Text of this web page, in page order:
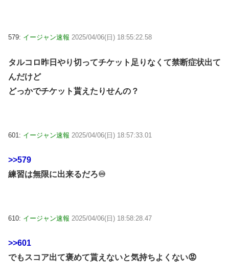
579: イージャン速報 2025/04/06(日) 18:55:22.58
タルコロ昨日やり切ってチケット足りなくて禁断症状出て
んだけど
どっかでチケット貰えたりせんの？
601: イージャン速報 2025/04/06(日) 18:57:33.01
>>579
練習は無限に出来るだろ♾
610: イージャン速報 2025/04/06(日) 18:58:28.47
>>601
でもスコア出て褒めて貰えないと気持ちよくない😡